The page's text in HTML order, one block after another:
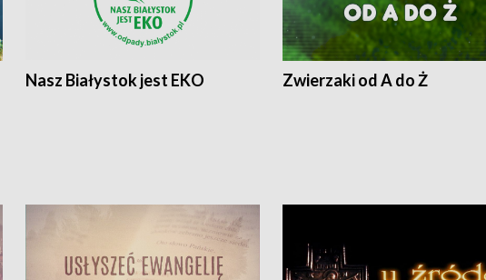
Nasz Białystok jest EKO Zwierzaki od A do Ż